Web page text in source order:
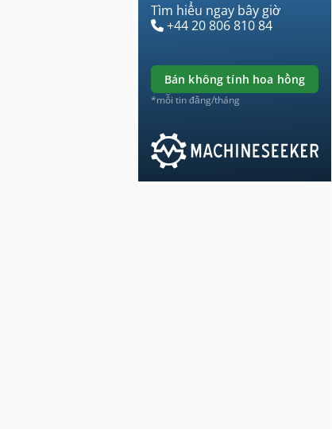
Tìm hiểu ngay bây giờ
+44 20 806 810 84
bán không tính hoa hồng
*mỗi tin đăng/tháng